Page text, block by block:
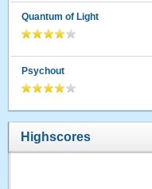
Quantum of Light
Psychout
Highscores